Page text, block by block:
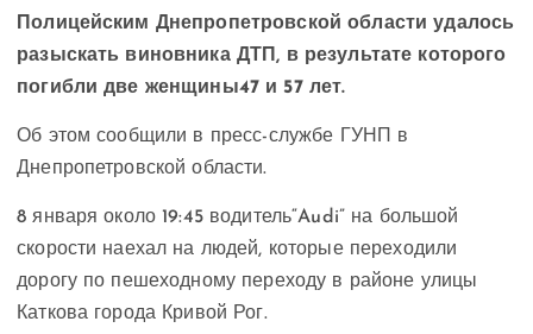
Полицейским Днепропетровской области удалось
разыскать виновника ДТП, в результате которого
погибли две женщины47 и 57 лет.
Об этом сообщили в пресс-службе ГУНП в
Днепропетровской области.
8 января около 19:45 водитель“Audi” на большой
скорости наехал на людей, которые переходили
дорогу по пешеходному переходу в районе улицы
Каткова города Кривой Рог.